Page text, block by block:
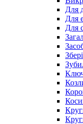
Для
Для
Для